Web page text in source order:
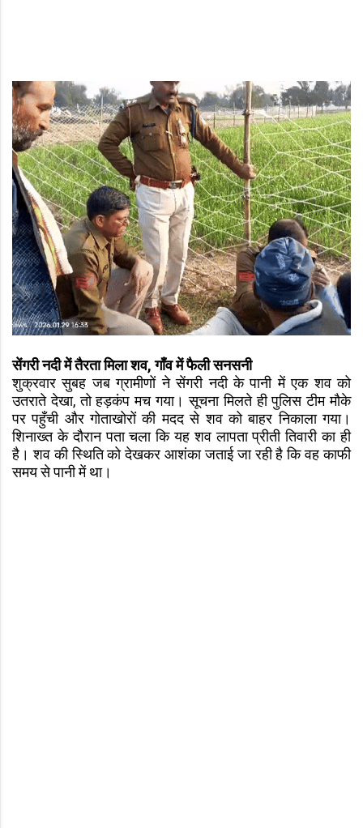
सेंगरी नदी में तैरता मिला शव, गाँव में फैली सनसनी
शुक्रवार सुबह जब ग्रामीणों ने सेंगरी नदी के पानी में एक शव को
उतराते देखा, तो हड़कंप मच गया। सूचना मिलते ही पुलिस टीम मौके
पर पहुँची और गोताखोरों की मदद से शव को बाहर निकाला गया।
शिनाख्त के दौरान पता चला कि यह शव लापता प्रीती तिवारी का ही
है। शव की स्थिति को देखकर आशंका जताई जा रही है कि वह काफी
समय से पानी में था।